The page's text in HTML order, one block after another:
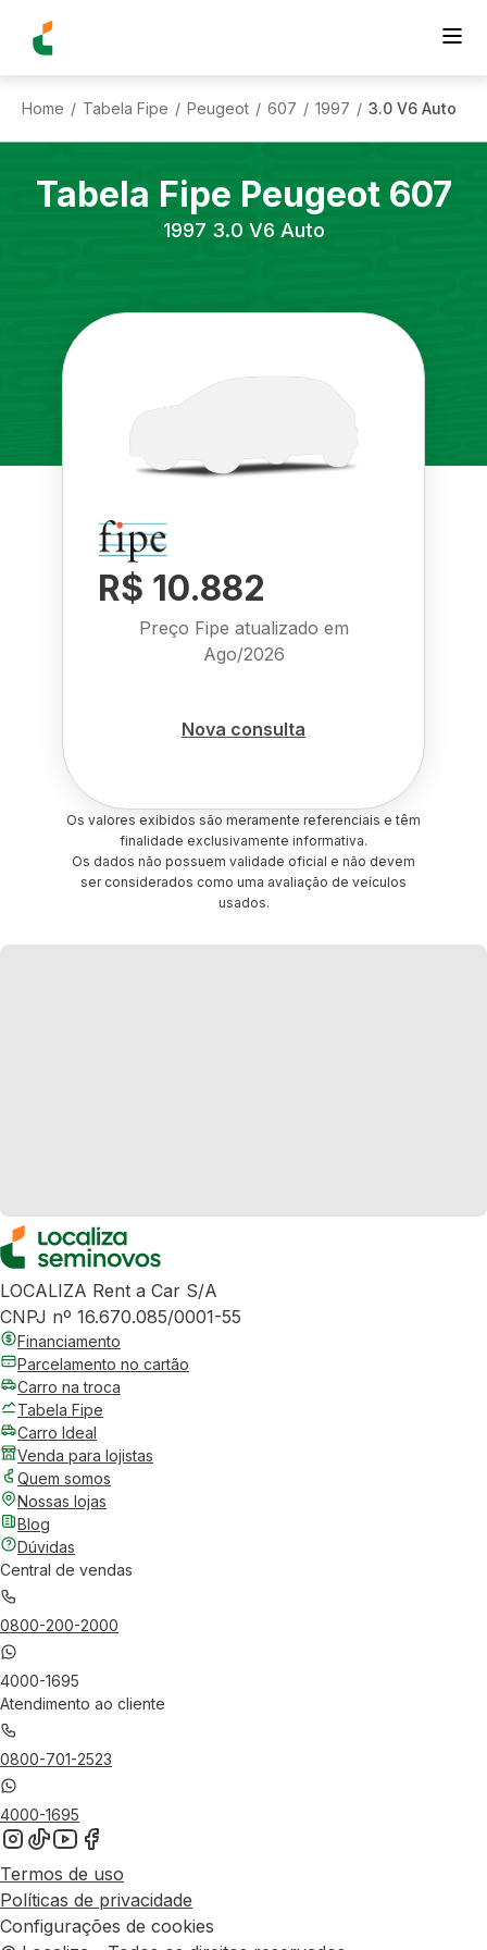
Home / Tabela Fipe / Peugeot / 607 / 1997 / 3.0 V6 Auto
Tabela Fipe Peugeot 607
1997 3.0 V6 Auto
R$ 10.882
Preço Fipe atualizado em
Ago/2026
Nova consulta
Os valores exibidos são meramente referenciais e têm
finalidade exclusivamente informativa.
Os dados não possuem validade oficial e não devem
ser considerados como uma avaliação de veículos
usados.
LOCALIZA Rent a Car S/A
CNPJ nº 16.670.085/0001-55
Financiamento
Parcelamento no cartão
Carro na troca
Tabela Fipe
Carro Ideal
Venda para lojistas
Quem somos
Nossas lojas
Blog
Dúvidas
Central de vendas
0800-200-2000
4000-1695
Atendimento ao cliente
0800-701-2523
4000-1695
Termos de uso
Políticas de privacidade
Configurações de cookies